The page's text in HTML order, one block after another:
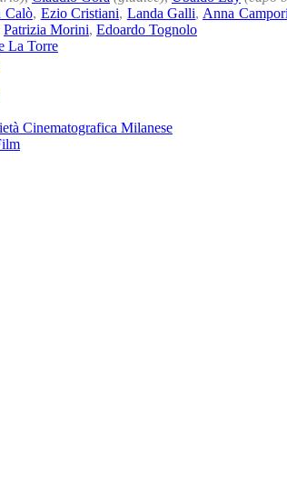
Calò, Ezio Cristiani, Landa Galli, Anna Campori
Patrizia Morini, Edoardo Tognolo
La Torre
Cinematografica Milanese